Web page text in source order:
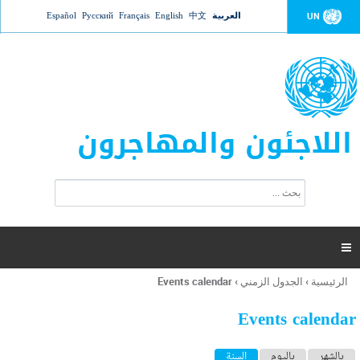
Jump to navigation UN العربية 中文
English
Français
Русский
Español
اللاجئون والمهاجرون
ت
ر
ل
ح
ب

أنت
هنا
الرئيسية › الجدول الزمني ›
Events calendar
Events calendar